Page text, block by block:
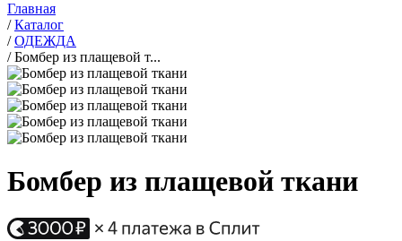
Главная
/ Каталог
/ ОДЕЖДА
/ Бомбер из плащевой т...
Бомбер из плащевой ткани